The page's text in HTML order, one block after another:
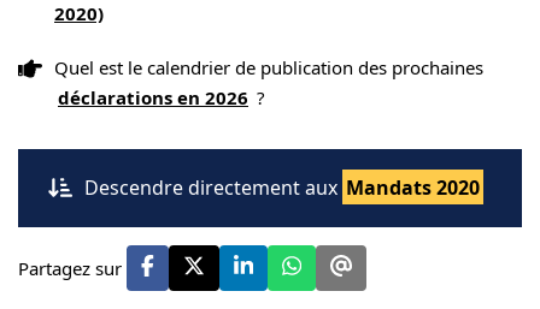
2020)
Quel est le calendrier de publication des prochaines
déclarations en 2026 ?
Descendre directement aux Mandats 2020
Partagez sur